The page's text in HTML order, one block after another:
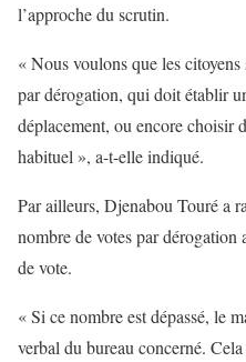
l’approche du scrutin.
« Nous voulons que les
par dérogation, qui doit établir
déplacement, ou encore choisir
habituel », a-t-elle indiqué.
Par ailleurs, Djenabou Touré a
nombre de votes par dérogation
de vote.
« Si ce nombre est dépassé, le
verbal du bureau concerné.